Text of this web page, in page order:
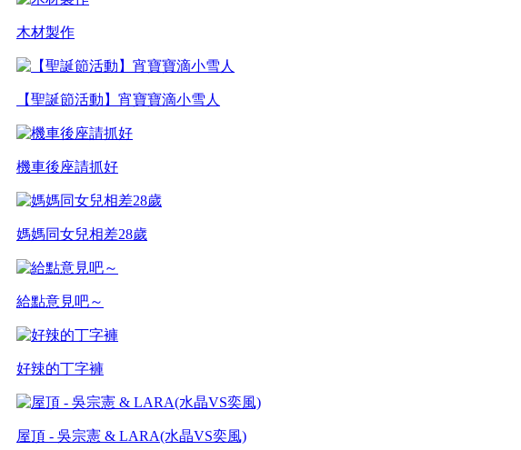
木材製作
【聖誕節活動】宵寶寶滴小雪人
機車後座請抓好
媽媽同女兒相差28歲
給點意見吧～
好辣的丁字褲
屋頂 - 吳宗憲 & LARA(水晶VS奕風)